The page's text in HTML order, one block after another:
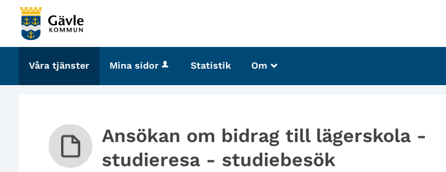
Välkommen
tjänster
Gävle
kommun
Våra tjänster Mina sidor Statistik Om _
Ansökan om bidrag till lägerskola -
studieresa - studiebesök